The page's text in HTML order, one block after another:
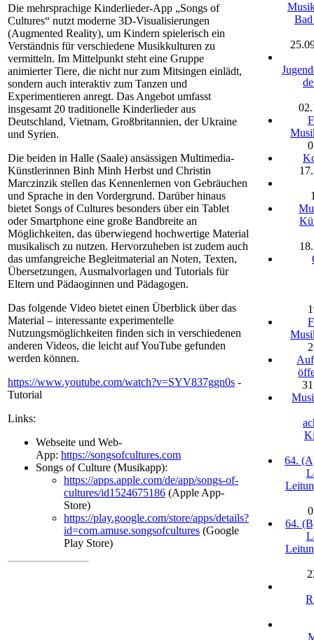
Die mehrsprachige Kinderlieder-App „Songs of
Cultures“ nutzt moderne 3D-Visualisierungen
(Augmented Reality), um Kindern spielerisch ein
Verständnis für verschiedene Musikkulturen zu
vermitteln. Im Mittelpunkt steht eine Gruppe
animierter Tiere, die nicht nur zum Mitsingen einlädt,
sondern auch interaktiv zum Tanzen und
Experimentieren anregt. Das Angebot umfasst
insgesamt 20 traditionelle Kinderlieder aus
Deutschland, Vietnam, Großbritannien, der Ukraine
und Syrien.
Die beiden in Halle (Saale) ansässigen Multimedia-
Künstlerinnen Binh Minh Herbst und Christin
Marczinzik stellen das Kennenlernen von Gebräuchen
und Sprache in den Vordergrund. Darüber hinaus
bietet Songs of Cultures besonders über ein Tablet
oder Smartphone eine große Bandbreite an
Möglichkeiten, das überwiegend hochwertige Material
musikalisch zu nutzen. Hervorzuheben ist zudem auch
das umfangreiche Begleitmaterial an Noten, Texten,
Übersetzungen, Ausmalvorlagen und Tutorials für
Eltern und Pädaoginnen und Pädagogen.
Das folgende Video bietet einen Überblick über das
Material – interessante experimentelle
Nutzungsmöglichkeiten finden sich in verschiedenen
anderen Videos, die leicht auf YouTube gefunden
werden können.
https://www.youtube.com/watch?v=SYV837ggn0s -
Tutorial
Links:
Webseite und Web-
App: https://songsofcultures.com
Songs of Culture (Musikapp):
https://apps.apple.com/de/app/songs-of-
cultures/id1524675186 (Apple App-
Store)
https://play.google.com/store/apps/details?
id=com.amuse.songsofcultures (Google
Play Store)
64.
64.